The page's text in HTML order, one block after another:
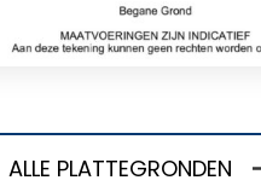
ALLE PLATTEGRONDEN